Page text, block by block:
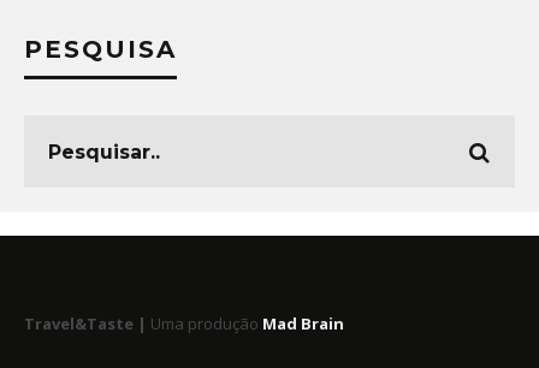
PESQUISA
Travel&Taste | Uma produção Mad Brain